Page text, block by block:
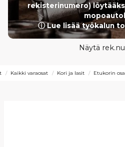
rekisterinumero)
ⓘ Lue lisää työkalun
Näytä
Kaikki varaosat Kori ja lasit Etukorin